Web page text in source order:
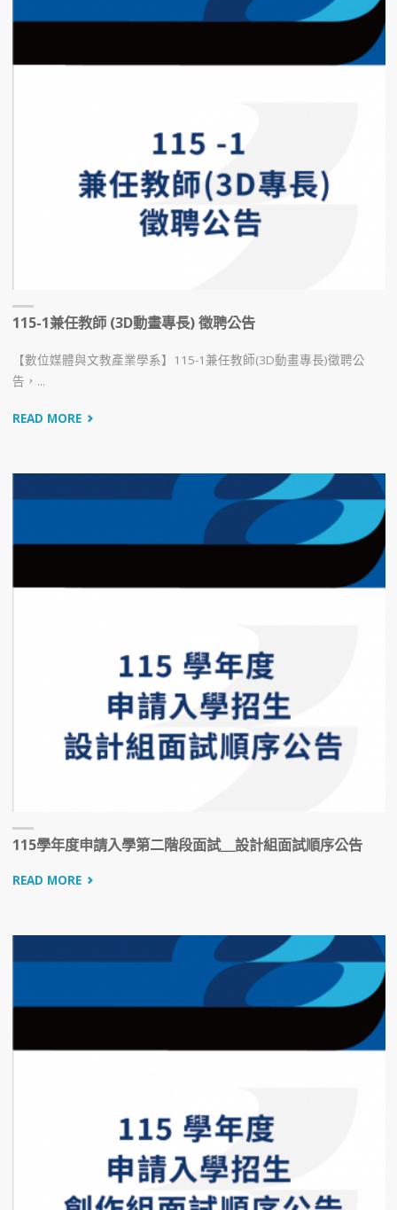
115-1兼任教師 (3D動畫專長) 徵聘公告
【數位媒體與文教產業學系】115-1兼任教師(3D動畫專長)徵聘公
告，...
READ MORE
115學年度申請入學第二階段面試＿設計組面試順序公告
READ MORE